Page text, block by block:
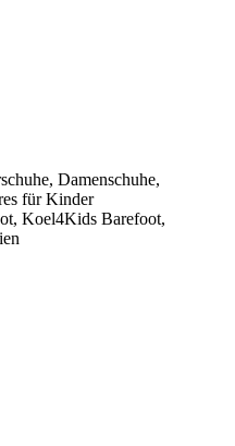
Damenschuhe,
für Kinder
Koel4Kids Barefoot,